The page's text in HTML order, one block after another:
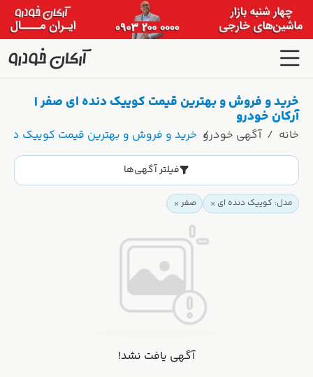
خرید و فروش و بهترین قیمت کوییک دنده ای صفر |
آرکان خودرو
خانه آگهی خودرو خرید و فروش و بهترین قیمت کوییک
فیلتر آگهی‌ها
مدل: کوییک دنده ای صفر
آگهی یافت نشد!